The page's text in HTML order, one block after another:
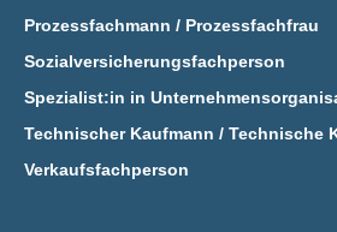
Prozessfachmann / Prozessfachfrau
Sozialversicherungsfachperson
Spezialist:in in
Technischer Kaufmann / Technische
Verkaufsfachperson